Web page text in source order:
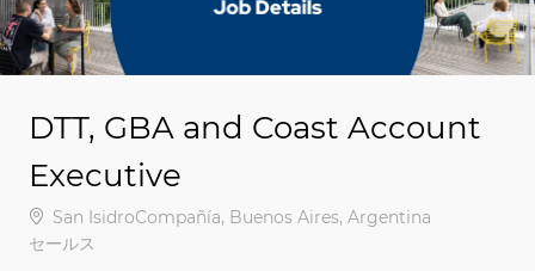
DTT, GBA and Coast Account
Executive
場所San IsidroCompañía, Buenos Aires, Argentina
カテゴリ
セールス